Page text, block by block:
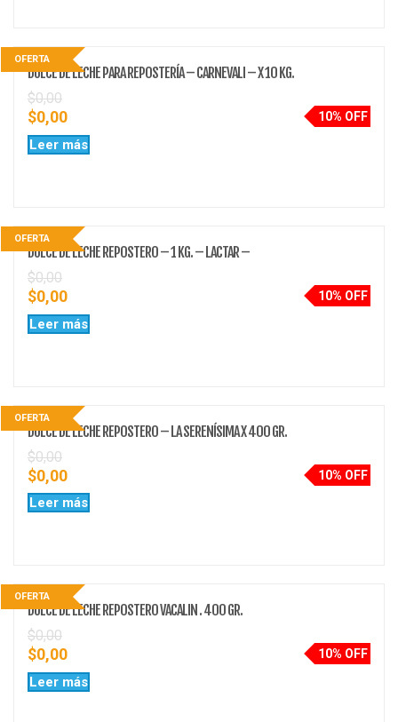
OFERTA
DULCE DE LECHE PARA REPOSTERÍA – CARNEVALI – X 10 KG.
10% OFF
$0,00
$0,00
Leer más
OFERTA
DULCE DE LECHE REPOSTERO – 1 KG. – LACTAR –
10% OFF
$0,00
$0,00
Leer más
OFERTA
DULCE DE LECHE REPOSTERO – LA SERENÍSIMA X 400 GR.
10% OFF
$0,00
$0,00
Leer más
OFERTA
DULCE DE LECHE REPOSTERO VACALIN . 400 GR.
10% OFF
$0,00
$0,00
Leer más